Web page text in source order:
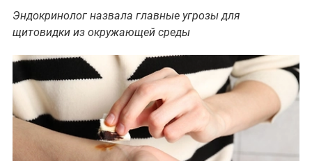
Эндокринолог назвала главные угрозы для
щитовидки из окружающей среды